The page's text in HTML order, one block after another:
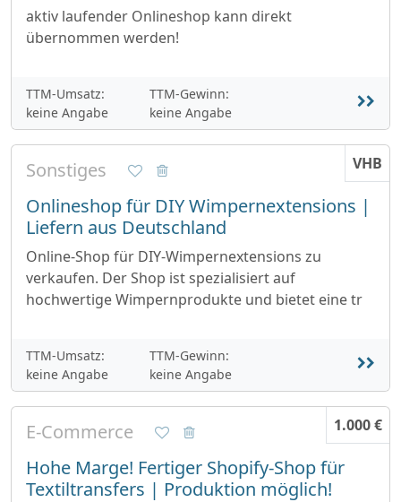
aktiv laufender Onlineshop kann direkt
übernommen werden!
TTM-Umsatz:
keine Angabe
TTM-Gewinn:
keine Angabe
VHB
Sonstiges
Onlineshop für DIY Wimpernextensions |
Liefern aus Deutschland
Online-Shop für DIY-Wimpernextensions zu
verkaufen. Der Shop ist spezialisiert auf
hochwertige Wimpernprodukte und bietet eine tr
TTM-Umsatz:
keine Angabe
TTM-Gewinn:
keine Angabe
1.000 €
E-Commerce
Hohe Marge! Fertiger Shopify-Shop für
Textiltransfers | Produktion möglich!